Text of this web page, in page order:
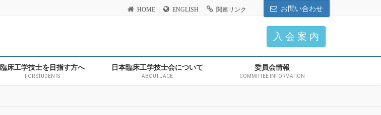
HOME ENGLISH 関連リンク お問い合わせ
入 会 案 内
臨床工学技士を目指す方へ
FOR STUDENTS
日本臨床工学技士会について
ABOUT JACE
委員会情報
COMMITTEE INFORMATION